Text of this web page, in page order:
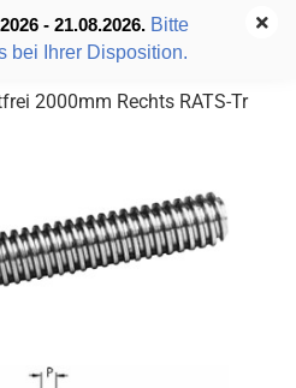
- 21.08.2026. Bitte
bei Ihrer Disposition.
2000mm Rechts RATS-Tr